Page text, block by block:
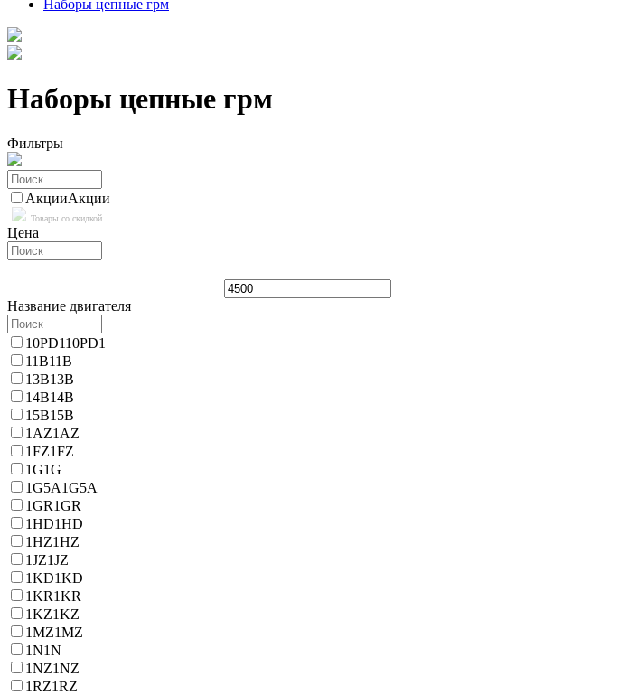
Наборы цепные грм
Наборы цепные грм
Фильтры
АкцииАкции
Товары со скидкой
Цена
Название двигателя
10PD110PD1
11B11B
13B13B
14B14B
15B15B
1AZ1AZ
1FZ1FZ
1G1G
1G5A1G5A
1GR1GR
1HD1HD
1HZ1HZ
1JZ1JZ
1KD1KD
1KR1KR
1KZ1KZ
1MZ1MZ
1N1N
1NZ1NZ
1RZ1RZ